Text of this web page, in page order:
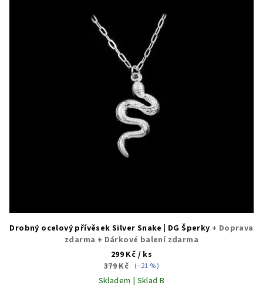
Drobný ocelový přívěsek Silver Snake | DG Šperky + Doprava
zdarma + Dárkové balení zdarma
299 Kč / ks
379 Kč (–21 %)
Skladem | Sklad B